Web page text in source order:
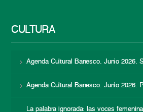
CULTURA
Agenda Cultural Banesco. Junio 2026.
Agenda Cultural Banesco. Junio 2026.
La palabra ignorada: las voces